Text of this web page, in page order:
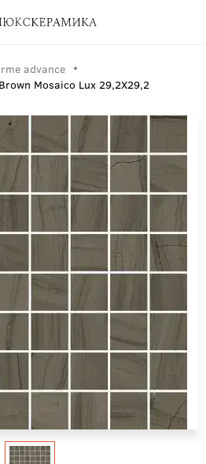
advance
Mosaico Lux 29,2X29,2